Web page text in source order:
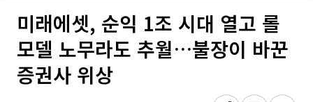
미래에셋, 순익 1조 시대 열고 롤
모델 노무라도 추월…불장이 바꾼
증권사 위상